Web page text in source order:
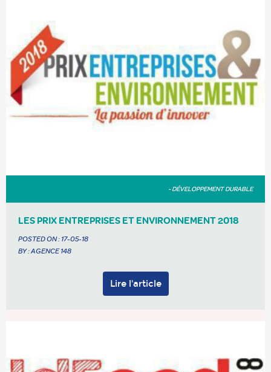
- DÉVELOPPEMENT DURABLE
LES PRIX ENTREPRISES ET ENVIRONNEMENT 2018
POSTED ON : 17-05-18
BY : AGENCE 148
Lire l'article